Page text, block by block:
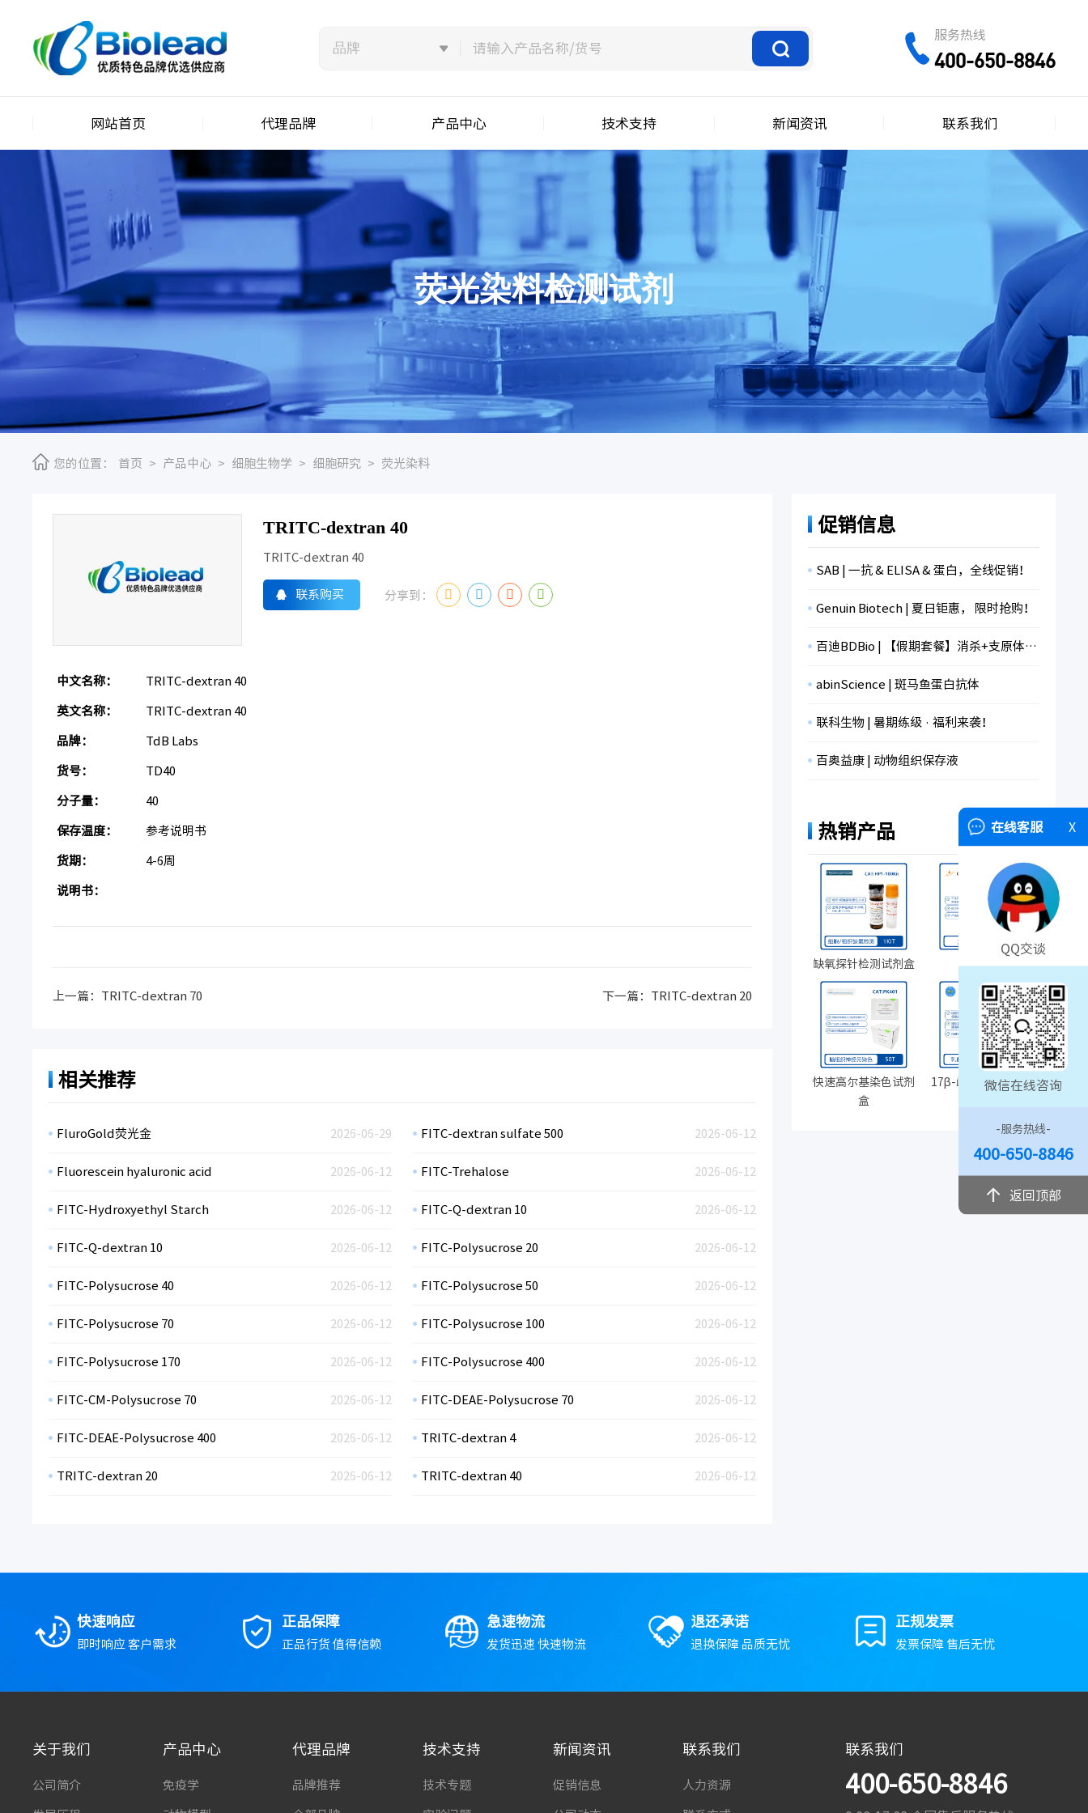
服务热线
400-650-8846
网站首页 代理品牌 产品中心 技术支持 新闻资讯 联系我们
荧光染料检测试剂
您的位置： 首页 > 产品中心 > 细胞生物学 > 细胞研究 > 荧光染料
TRITC-dextran 40
TRITC-dextran 40
联系购买 分享到：
中文名称： TRITC-dextran 40
英文名称： TRITC-dextran 40
品牌： TdB Labs
货号： TD40
分子量： 40
保存温度： 参考说明书
货期： 4-6周
说明书：
上一篇： TRITC-dextran 70 下一篇： TRITC-dextran 20
相关推荐
2026-06-29
FluroGold荧光金 2026-06-12
FITC-dextran sulfate 500
2026-06-12
Fluorescein hyaluronic acid 2026-06-12
FITC-Trehalose
2026-06-12
FITC-Hydroxyethyl Starch 2026-06-12
FITC-Q-dextran 10
2026-06-12
FITC-Q-dextran 10 2026-06-12
FITC-Polysucrose 20
2026-06-12
FITC-Polysucrose 40 2026-06-12
FITC-Polysucrose 50
2026-06-12
FITC-Polysucrose 70 2026-06-12
FITC-Polysucrose 100
2026-06-12
FITC-Polysucrose 170 2026-06-12
FITC-Polysucrose 400
2026-06-12
FITC-CM-Polysucrose 70 2026-06-12
FITC-DEAE-Polysucrose 70
2026-06-12
FITC-DEAE-Polysucrose 400 2026-06-12
TRITC-dextran 4
2026-06-12
TRITC-dextran 20 2026-06-12
TRITC-dextran 40
促销信息
SAB | 一抗 & ELISA & 蛋白，全线促销！
Genuin Biotech | 夏日钜惠， 限时抢购！
百迪BDBio | 【假期套餐】消杀+支原体检测+冻存，限时折扣！
abinScience | 斑马鱼蛋白抗体
联科生物 | 暑期练级 · 福利来袭！
百奥益康 | 动物组织保存液
热销产品
缺氧探针检测试剂盒 人AB血清
快速高尔基染色试剂
盒
17β-雌二醇缓释药片
快速响应
即时响应 客户需求
正品保障
正品行货 值得信赖
急速物流
发货迅速 快速物流
退还承诺
退换保障 品质无忧
正规发票
发票保障 售后无忧
关于我们
公司简介
产品中心
免疫学
代理品牌
品牌推荐
技术支持
技术专题
新闻资讯
促销信息
联系我们
人力资源
联系我们
400-650-8846
在线客服 X
QQ交谈
微信在线咨询
-服务热线-
400-650-8846
返回顶部